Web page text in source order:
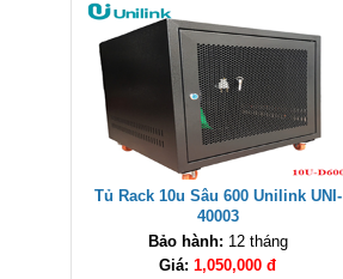
Tủ Rack 10u Sâu 600 Unilink UNI-
40003
Bảo hành: 12 tháng
Giá: 1,050,000 đ